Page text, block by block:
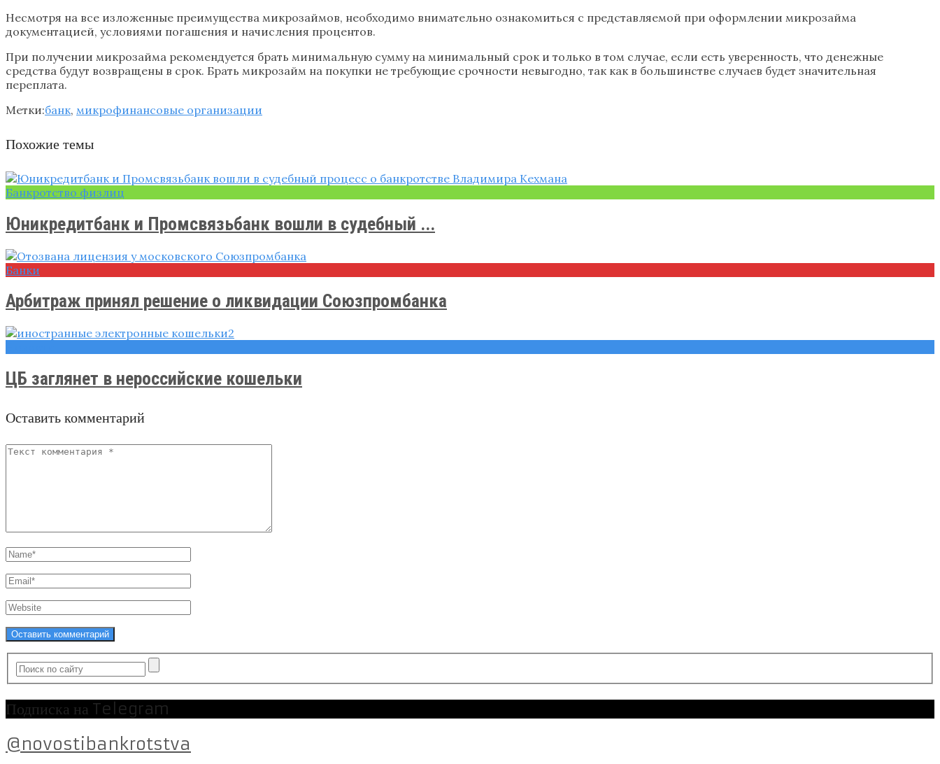
Несмотря на все изложенные преимущества микрозаймов, необходимо внимательно ознакомиться с представляемой при оформлении микрозайма
документацией, условиями погашения и начисления процентов.
При получении микрозайма рекомендуется брать минимальную сумму на минимальный срок и только в том случае, если есть уверенность, что денежные
средства будут возвращены в срок. Брать микрозайм на покупки не требующие срочности невыгодно, так как в большинстве случаев будет значительная
переплата.
Метки:банк, микрофинансовые организации
Похожие темы
Банкротство физлиц
Юникредитбанк и Промсвязьбанк вошли в судебный ...
Банки
Арбитраж принял решение о ликвидации Союзпромбанка
ЦБ заглянет в нероссийские кошельки
Оставить комментарий
Подписка на Telegram
@novostibankrotstva